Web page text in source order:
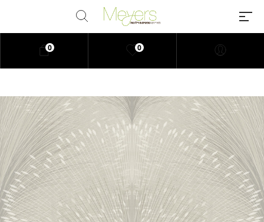
Millions of people around the
world visit Envato to buy and sell
creative assets, use smart design
templates, learn creative skills or
even hire freelancers. With an
industry-leading marketplace
paired with an unlimited
subscription service, Envato
0
0